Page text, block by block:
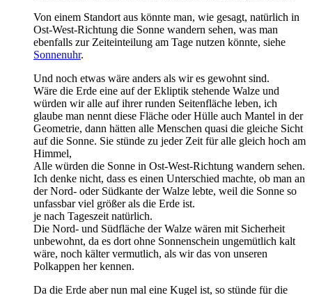
Von einem Standort aus könnte man, wie gesagt, natürlich in
Ost-West-Richtung die Sonne wandern sehen, was man
ebenfalls zur Zeiteinteilung am Tage nutzen könnte, siehe
Sonnenuhr.
Und noch etwas wäre anders als wir es gewohnt sind.
Wäre die Erde eine auf der Ekliptik stehende Walze und
würden wir alle auf ihrer runden Seitenfläche leben, ich
glaube man nennt diese Fläche oder Hülle auch Mantel in der
Geometrie, dann hätten alle Menschen quasi die gleiche Sicht
auf die Sonne. Sie stünde zu jeder Zeit für alle gleich hoch am
Himmel,
Alle würden die Sonne in Ost-West-Richtung wandern sehen.
Ich denke nicht, dass es einen Unterschied machte, ob man an
der Nord- oder Südkante der Walze lebte, weil die Sonne so
unfassbar viel größer als die Erde ist.
je nach Tageszeit natürlich.
Die Nord- und Südfläche der Walze wären mit Sicherheit
unbewohnt, da es dort ohne Sonnenschein ungemütlich kalt
wäre, noch kälter vermutlich, als wir das von unseren
Polkappen her kennen.
Da die Erde aber nun mal eine Kugel ist, so stünde für die